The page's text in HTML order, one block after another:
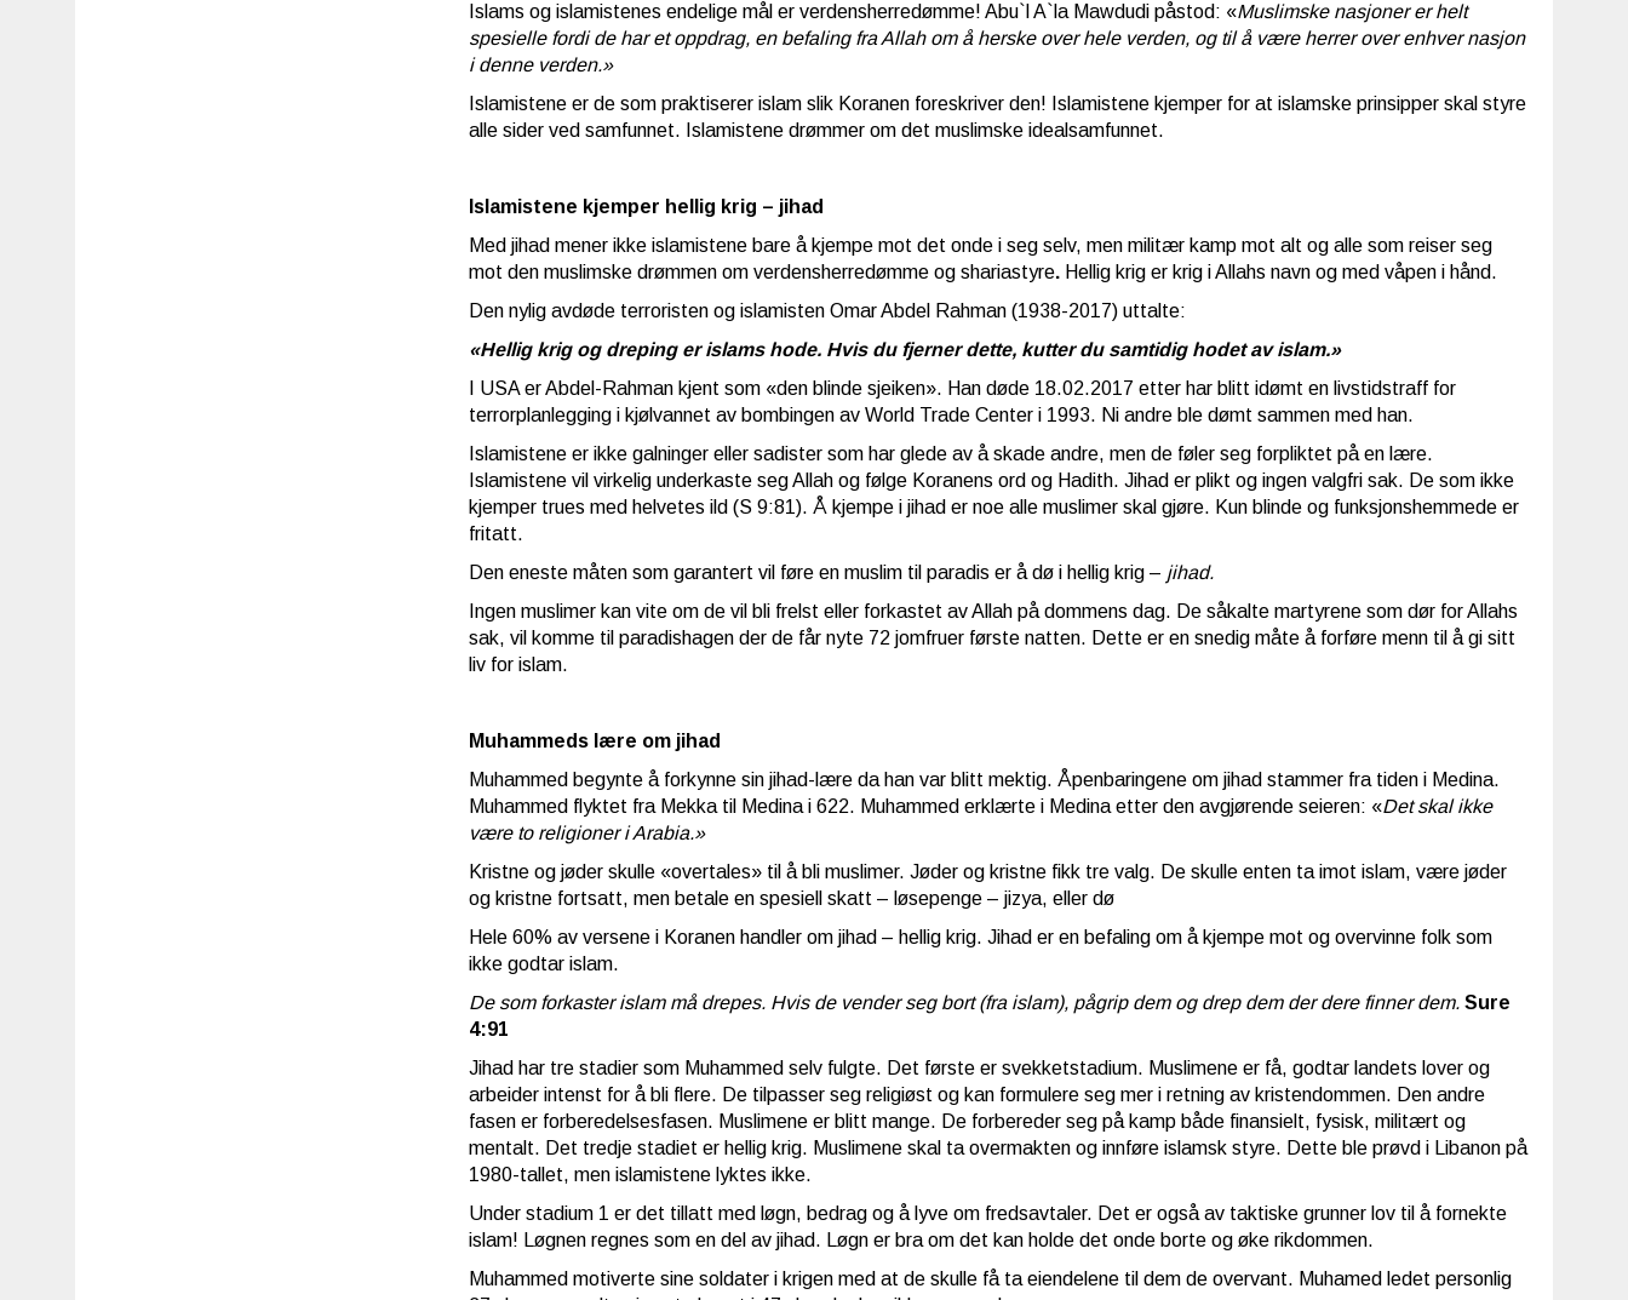
Islams og islamistenes endelige mål er verdensherredømme! Abu`l A`la Mawdudi påstod: «Muslimske nasjoner er helt
spesielle fordi de har et oppdrag, en befaling fra Allah om å herske over hele verden, og til å være herrer over enhver nasjon
i denne verden.»
Islamistene er de som praktiserer islam slik Koranen foreskriver den! Islamistene kjemper for at islamske prinsipper skal styre
alle sider ved samfunnet. Islamistene drømmer om det muslimske idealsamfunnet.
Islamistene kjemper hellig krig – jihad
Med jihad mener ikke islamistene bare å kjempe mot det onde i seg selv, men militær kamp mot alt og alle som reiser seg
mot den muslimske drømmen om verdensherredømme og shariastyre. Hellig krig er krig i Allahs navn og med våpen i hånd.
Den nylig avdøde terroristen og islamisten Omar Abdel Rahman (1938-2017) uttalte:
«Hellig krig og dreping er islams hode. Hvis du fjerner dette, kutter du samtidig hodet av islam.»
I USA er Abdel-Rahman kjent som «den blinde sjeiken». Han døde 18.02.2017 etter har blitt idømt en livstidstraff for
terrorplanlegging i kjølvannet av bombingen av World Trade Center i 1993. Ni andre ble dømt sammen med han.
Islamistene er ikke galninger eller sadister som har glede av å skade andre, men de føler seg forpliktet på en lære.
Islamistene vil virkelig underkaste seg Allah og følge Koranens ord og Hadith. Jihad er plikt og ingen valgfri sak. De som ikke
kjemper trues med helvetes ild (S 9:81). Å kjempe i jihad er noe alle muslimer skal gjøre. Kun blinde og funksjonshemmede er
fritatt.
Den eneste måten som garantert vil føre en muslim til paradis er å dø i hellig krig – jihad.
Ingen muslimer kan vite om de vil bli frelst eller forkastet av Allah på dommens dag. De såkalte martyrene som dør for Allahs
sak, vil komme til paradishagen der de får nyte 72 jomfruer første natten. Dette er en snedig måte å forføre menn til å gi sitt
liv for islam.
Muhammeds lære om jihad
Muhammed begynte å forkynne sin jihad-lære da han var blitt mektig. Åpenbaringene om jihad stammer fra tiden i Medina.
Muhammed flyktet fra Mekka til Medina i 622. Muhammed erklærte i Medina etter den avgjørende seieren: «Det skal ikke
være to religioner i Arabia.»
Kristne og jøder skulle «overtales» til å bli muslimer. Jøder og kristne fikk tre valg. De skulle enten ta imot islam, være jøder
og kristne fortsatt, men betale en spesiell skatt – løsepenge – jizya, eller dø
Hele 60% av versene i Koranen handler om jihad – hellig krig. Jihad er en befaling om å kjempe mot og overvinne folk som
ikke godtar islam.
De som forkaster islam må drepes. Hvis de vender seg bort (fra islam), pågrip dem og drep dem der dere finner dem.Sure
4:91
Jihad har tre stadier som Muhammed selv fulgte. Det første er svekketstadium. Muslimene er få, godtar landets lover og
arbeider intenst for å bli flere. De tilpasser seg religiøst og kan formulere seg mer i retning av kristendommen. Den andre
fasen er forberedelsesfasen. Muslimene er blitt mange. De forbereder seg på kamp både finansielt, fysisk, militært og
mentalt. Det tredje stadiet er hellig krig. Muslimene skal ta overmakten og innføre islamsk styre. Dette ble prøvd i Libanon på
1980-tallet, men islamistene lyktes ikke.
Under stadium 1 er det tillatt med løgn, bedrag og å lyve om fredsavtaler. Det er også av taktiske grunner lov til å fornekte
islam! Løgnen regnes som en del av jihad. Løgn er bra om det kan holde det onde borte og øke rikdommen.
Muhammed motiverte sine soldater i krigen med at de skulle få ta eiendelene til dem de overvant. Muhamed ledet personlig